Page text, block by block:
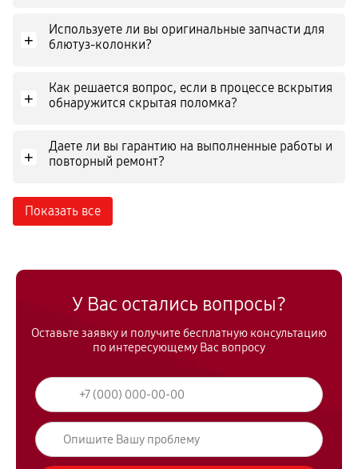
+
Используете ли вы оригинальные запчасти для
блютуз-колонки?
+
Как решается вопрос, если в процессе вскрытия
обнаружится скрытая поломка?
+
Даете ли вы гарантию на выполненные работы и
повторный ремонт?
Показать все
У Вас остались вопросы?
Оставьте заявку и получите бесплатную консультацию
по интересующему Вас вопросу